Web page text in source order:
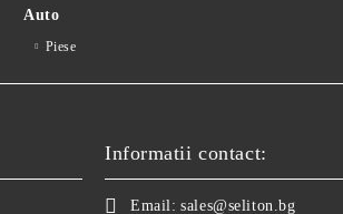
Auto
Piese
Informatii contact:
Email: sales@seliton.bg